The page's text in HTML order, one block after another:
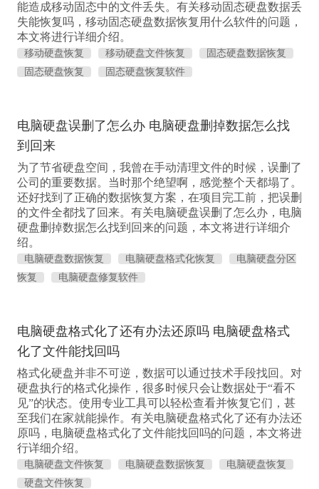
能造成移动固态中的文件丢失。有关移动固态硬盘数据丢
失能恢复吗，移动固态硬盘数据恢复用什么软件的问题，
本文将进行详细介绍。
移动硬盘恢复 移动硬盘文件恢复
固态硬盘数据恢复
固态硬盘恢复
固态硬盘恢复软件
电脑硬盘误删了怎么办 电脑硬盘删掉数据怎么找
到回来
为了节省硬盘空间，我曾在手动清理文件的时候，误删了
公司的重要数据。当时那个绝望啊，感觉整个天都塌了。
还好找到了正确的数据恢复方案，在项目完工前，把误删
的文件全都找了回来。有关电脑硬盘误删了怎么办，电脑
硬盘删掉数据怎么找到回来的问题，本文将进行详细介
绍。
电脑硬盘数据恢复 电脑硬盘格式化恢复
电脑硬盘分区
恢复
电脑硬盘修复软件
电脑硬盘格式化了还有办法还原吗 电脑硬盘格式
化了文件能找回吗
格式化硬盘并非不可逆，数据可以通过技术手段找回。对
硬盘执行的格式化操作，很多时候只会让数据处于“看不
见”的状态。使用专业工具可以轻松查看并恢复它们，甚
至我们在家就能操作。有关电脑硬盘格式化了还有办法还
原吗，电脑硬盘格式化了文件能找回吗的问题，本文将进
行详细介绍。
电脑硬盘文件恢复 电脑硬盘数据恢复
电脑硬盘恢复
硬盘文件恢复